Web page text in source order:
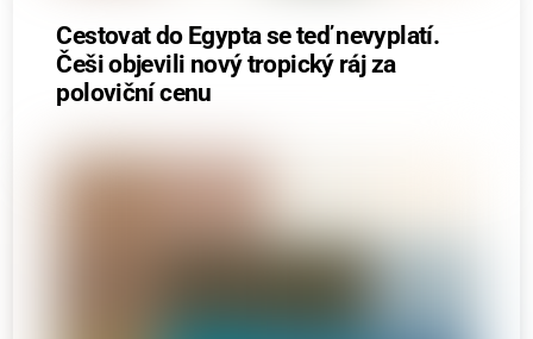
Cestovat do Egypta se teď nevyplatí.
Češi objevili nový tropický ráj za
poloviční cenu